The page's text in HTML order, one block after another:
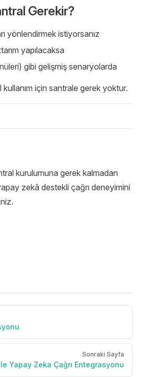
Gerekir?
yönlendirmek istiyorsanız
yapılacaksa
gibi gelişmiş senaryolarda
kullanım için santrale gerek yoktur.
kurulumuna gerek kalmadan
zekâ destekli çağrı deneyimini
Sonraki Sayfa
Yapay Zeka Çağrı Entegrasyonu